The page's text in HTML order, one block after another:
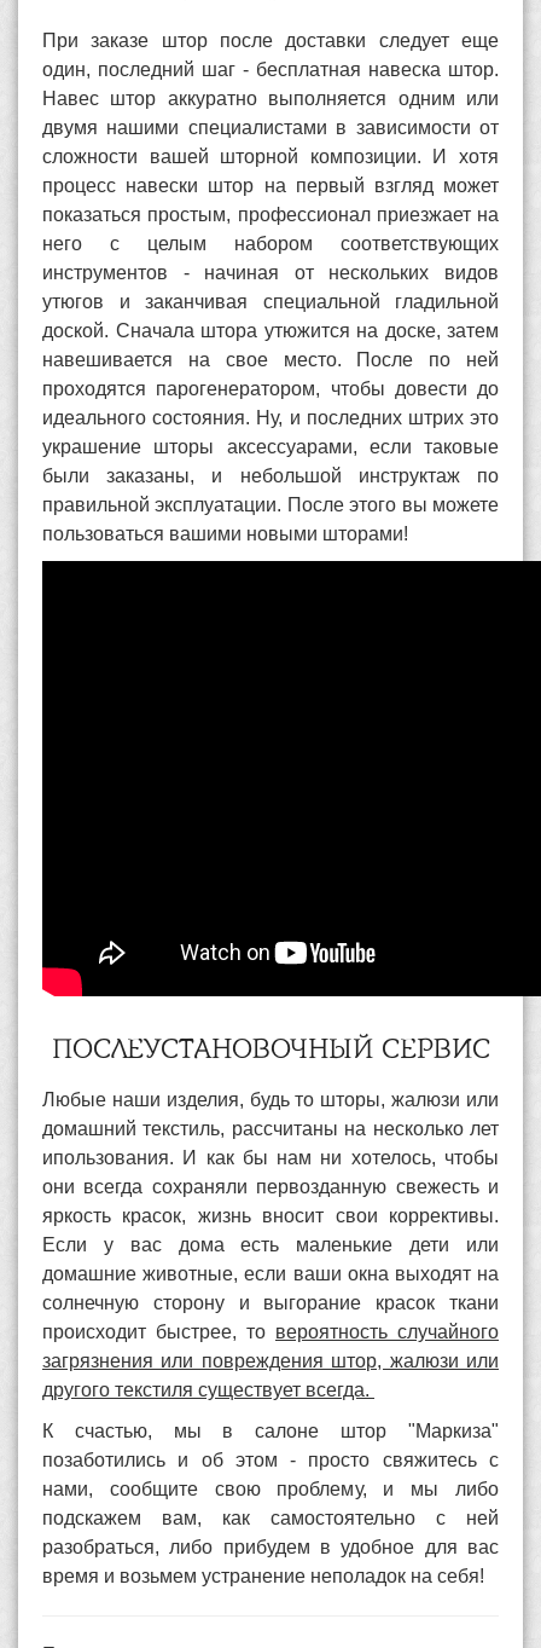
При заказе штор после доставки следует еще
один, последний шаг - бесплатная навеска штор.
Навес штор аккуратно выполняется одним или
двумя нашими специалистами в зависимости от
сложности вашей шторной композиции. И хотя
процесс навески штор на первый взгляд может
показаться простым, профессионал приезжает на
него с целым набором соответствующих
инструментов - начиная от нескольких видов
утюгов и заканчивая специальной гладильной
доской. Сначала штора утюжится на доске, затем
навешивается на свое место. После по ней
проходятся парогенератором, чтобы довести до
идеального состояния. Ну, и последних штрих это
украшение шторы аксессуарами, если таковые
были заказаны, и небольшой инструктаж по
правильной эксплуатации. После этого вы можете
пользоваться вашими новыми шторами!
ПОСЛЕУСТАНОВОЧНЫЙ СЕРВИС
Любые наши изделия, будь то шторы, жалюзи или
домашний текстиль, рассчитаны на несколько лет
ипользования. И как бы нам ни хотелось, чтобы
они всегда сохраняли первозданную свежесть и
яркость красок, жизнь вносит свои коррективы.
Если у вас дома есть маленькие дети или
домашние животные, если ваши окна выходят на
солнечную сторону и выгорание красок ткани
происходит быстрее, то вероятность случайного
загрязнения или повреждения штор, жалюзи или
другого текстиля существует всегда.
К счастью, мы в салоне штор "Маркиза"
позаботились и об этом - просто свяжитесь с
нами, сообщите свою проблему, и мы либо
подскажем вам, как самостоятельно с ней
разобраться, либо прибудем в удобное для вас
время и возьмем устранение неполадок на себя!